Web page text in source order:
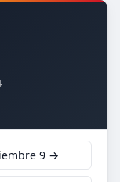
9 →